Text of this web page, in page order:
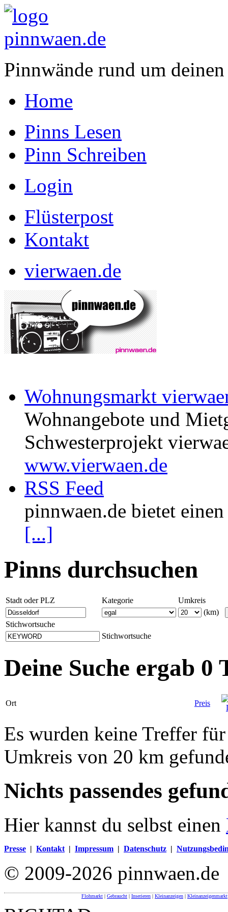
Pinnwände rund um
Home
Pinns Lesen
Pinn Schreiben
Login
Flüsterpost
Kontakt
vierwaen.de
Wohnungsmarkt
Wohnangebote und
Schwesterprojekt
www.vierwaen.de
RSS Feed
pinnwaen.de bietet
[...]
Pinns durchsuchen
Stadt oder PLZ Kategorie
Umkreis
(km)
Stichwortsuche
Stichwortsuche
Deine Suche ergab 0
Ort Preis
Es wurden keine Treffer
Umkreis von 20 km
Nichts passendes
Hier kannst du selbst einen
Presse | Kontakt | Impressum | Datenschutz |
© 2009-2026 pinnwaen.de
Flohmarkt | Gebraucht | Inserieren | Kleinanzeigen | Kleinanzeigenmarkt